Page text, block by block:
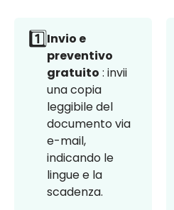
1️⃣Invio e
preventivo
gratuito : invii
una copia
leggibile del
documento via
e-mail,
indicando le
lingue e la
scadenza.